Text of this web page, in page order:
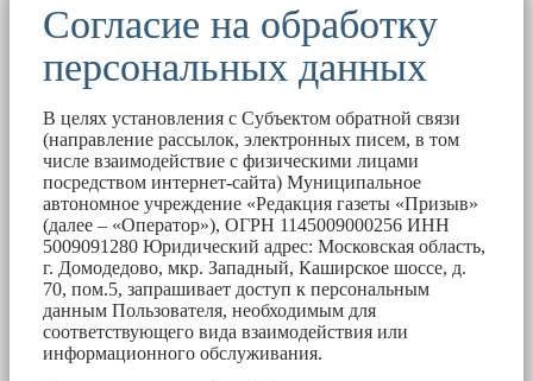
Согласие на обработку
персональных данных
В целях установления с Субъектом обратной связи
(направление рассылок, электронных писем, в том
числе взаимодействие с физическими лицами
посредством интернет-сайта) Муниципальное
автономное учреждение «Редакция газеты «Призыв»
(далее – «Оператор»), ОГРН 1145009000256 ИНН
5009091280 Юридический адрес: Московская область,
г. Домодедово, мкр. Западный, Каширское шоссе, д.
70, пом.5, запрашивает доступ к персональным
данным Пользователя, необходимым для
соответствующего вида взаимодействия или
информационного обслуживания.